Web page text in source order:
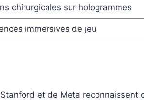
chirurgicales sur hologrammes
immersives de jeu
et de Meta reconnaissent